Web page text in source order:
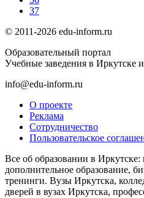
37
© 2011-2026 edu-inform.ru
Образовательный портал
Учебные заведения в Иркутске
info@edu-inform.ru
О проекте
Реклама
Сотрудничество
Пользовательское
Все об образовании в Иркутске:
дополнительное образование,
тренинги. Вузы Иркутска,
дверей в вузах Иркутска,